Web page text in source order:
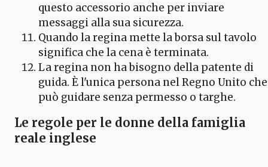
questo accessorio anche per inviare
messaggi alla sua sicurezza.
Quando la regina mette la borsa sul tavolo
significa che la cena è terminata.
La regina non ha bisogno della patente di
guida. È l'unica persona nel Regno Unito che
può guidare senza permesso o targhe.
Le regole per le donne della famiglia
reale inglese